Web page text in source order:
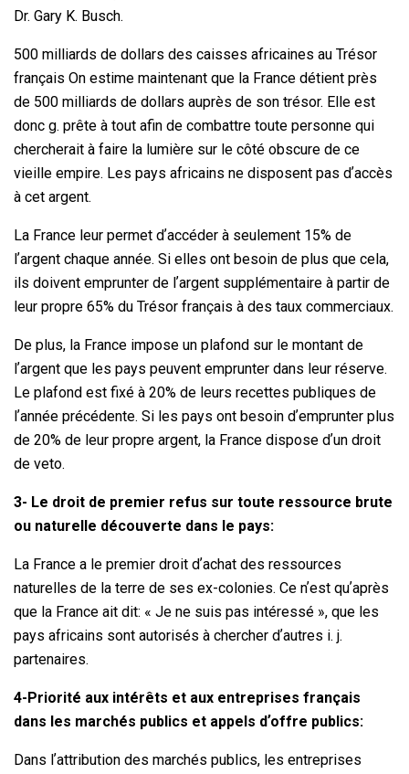
Dr. Gary K. Busch.
500 milliards de dollars des caisses africaines au Trésor
français On estime maintenant que la France détient près
de 500 milliards de dollars auprès de son trésor. Elle est
donc g. prête à tout afin de combattre toute personne qui
chercherait à faire la lumière sur le côté obscure de ce
vieille empire. Les pays africains ne disposent pas dʼaccès
à cet argent.
La France leur permet dʼaccéder à seulement 15% de
lʼargent chaque année. Si elles ont besoin de plus que cela,
ils doivent emprunter de lʼargent supplémentaire à partir de
leur propre 65% du Trésor français à des taux commerciaux.
De plus, la France impose un plafond sur le montant de
lʼargent que les pays peuvent emprunter dans leur réserve.
Le plafond est fixé à 20% de leurs recettes publiques de
lʼannée précédente. Si les pays ont besoin dʼemprunter plus
de 20% de leur propre argent, la France dispose dʼun droit
de veto.
3- Le droit de premier refus sur toute ressource brute
ou naturelle découverte dans le pays:
La France a le premier droit dʼachat des ressources
naturelles de la terre de ses ex-colonies. Ce nʼest quʼaprès
que la France ait dit: « Je ne suis pas intéressé », que les
pays africains sont autorisés à chercher dʼautres i. j.
partenaires.
4-Priorité aux intérêts et aux entreprises français
dans les marchés publics et appels dʼoffre publics:
Dans lʼattribution des marchés publics, les entreprises